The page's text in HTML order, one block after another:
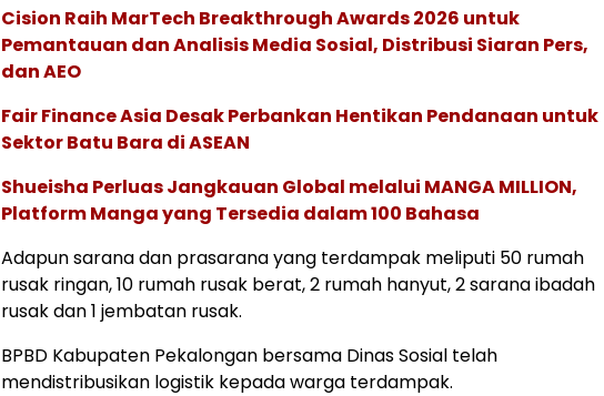
Cision Raih MarTech Breakthrough Awards 2026 untuk
Pemantauan dan Analisis Media Sosial, Distribusi Siaran Pers,
dan AEO
Fair Finance Asia Desak Perbankan Hentikan Pendanaan untuk
Sektor Batu Bara di ASEAN
Shueisha Perluas Jangkauan Global melalui MANGA MILLION,
Platform Manga yang Tersedia dalam 100 Bahasa
Adapun sarana dan prasarana yang terdampak meliputi 50 rumah
rusak ringan, 10 rumah rusak berat, 2 rumah hanyut, 2 sarana ibadah
rusak dan 1 jembatan rusak.
BPBD Kabupaten Pekalongan bersama Dinas Sosial telah
mendistribusikan logistik kepada warga terdampak.